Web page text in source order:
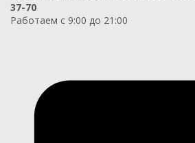
37-70
Работаем с 9:00 до 21:00